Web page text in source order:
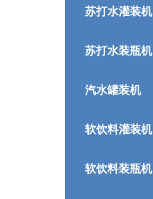
苏打水灌装机
苏打水装瓶机
汽水罐装机
软饮料灌装机
软饮料装瓶机